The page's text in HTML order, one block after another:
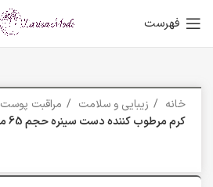
فهرست
خانه زیبایی و سلامت مراقبت پوست
کرم مرطوب کننده دست سینره حجم 65 میلی لیتر